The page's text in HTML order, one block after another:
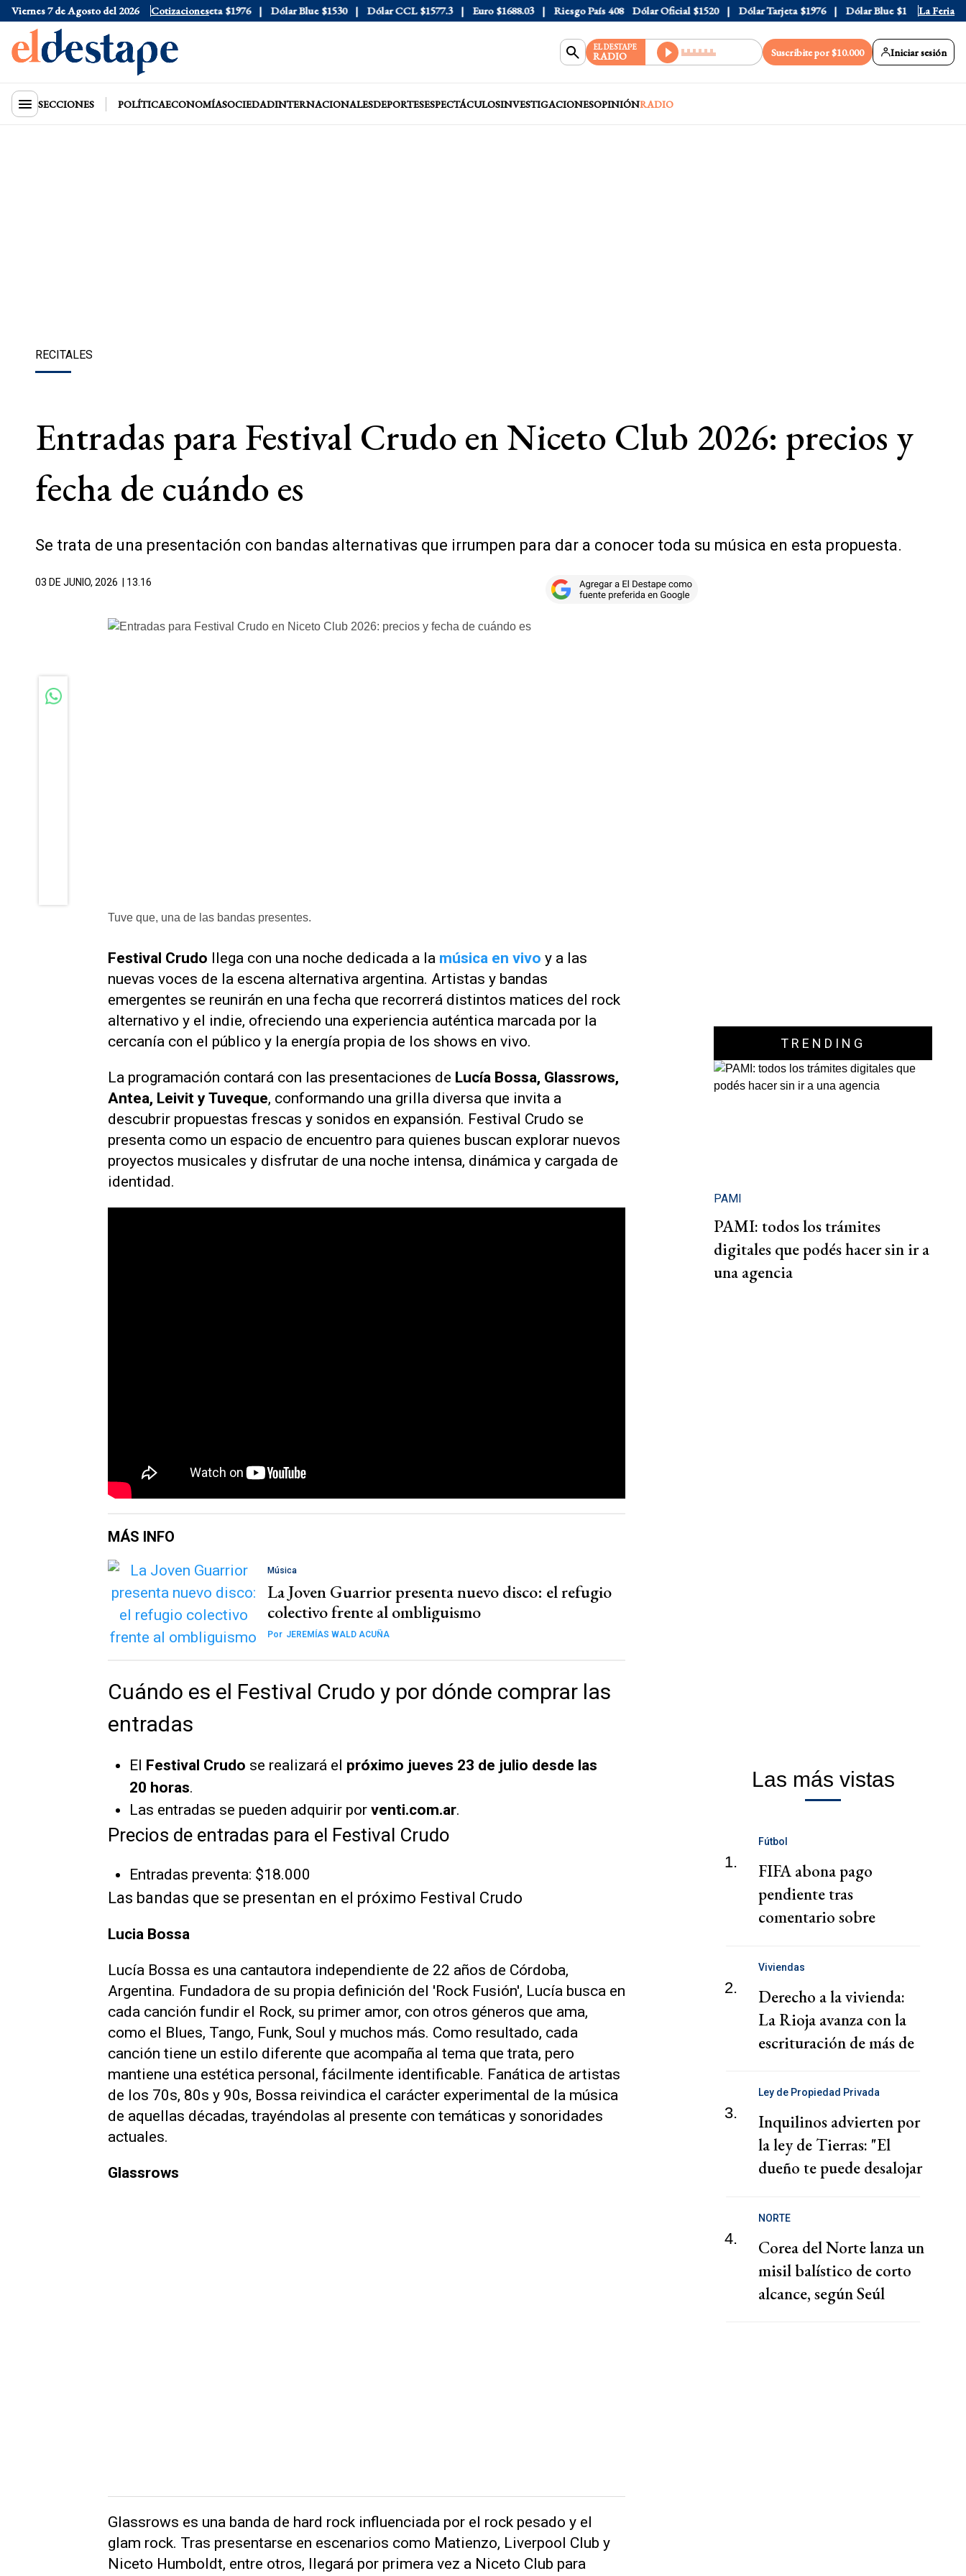
Viernes 7 de Agosto del 2026 Cotizaciones
Dólar Oficial $1520 Dólar Tarjeta $1976 Dólar Blue $1530 Dólar CCL $1577.3 Euro $1688.03 Riesgo País 408 Dólar Oficial $1520 Dólar Tarjeta $1976 Dólar Blue $1530 Dólar
La Feria
EL DESTAPE
RADIO Suscribite por $10.000 Iniciar sesión
SECCIONES POLÍTICAECONOMÍASOCIEDADINTERNACIONALESDEPORTESESPECTÁCULOSINVESTIGACIONESOPINIÓNRADIO
RECITALES
Entradas para Festival Crudo en Niceto Club 2026: precios y
fecha de cuándo es
Se trata de una presentación con bandas alternativas que irrumpen para dar a conocer toda su música en esta propuesta.
03 DE JUNIO, 2026 | 13.16
Tuve que, una de las bandas presentes.
Festival Crudo llega con una noche dedicada a la música en vivo y a las
nuevas voces de la escena alternativa argentina. Artistas y bandas
emergentes se reunirán en una fecha que recorrerá distintos matices del rock
alternativo y el indie, ofreciendo una experiencia auténtica marcada por la
cercanía con el público y la energía propia de los shows en vivo.
La programación contará con las presentaciones de Lucía Bossa, Glassrows,
Antea, Leivit y Tuveque, conformando una grilla diversa que invita a
descubrir propuestas frescas y sonidos en expansión. Festival Crudo se
presenta como un espacio de encuentro para quienes buscan explorar nuevos
proyectos musicales y disfrutar de una noche intensa, dinámica y cargada de
identidad.
MÁS INFO
Música
La Joven Guarrior presenta nuevo disco: el refugio
colectivo frente al ombliguismo
Por JEREMÍAS WALD ACUÑA
Cuándo es el Festival Crudo y por dónde comprar las
entradas
El Festival Crudo se realizará el próximo jueves 23 de julio desde las
20 horas.
Las entradas se pueden adquirir por venti.com.ar.
Precios de entradas para el Festival Crudo
Entradas preventa: $18.000
Las bandas que se presentan en el próximo Festival Crudo
Lucia Bossa
Lucía Bossa es una cantautora independiente de 22 años de Córdoba,
Argentina. Fundadora de su propia definición del 'Rock Fusión', Lucía busca en
cada canción fundir el Rock, su primer amor, con otros géneros que ama,
como el Blues, Tango, Funk, Soul y muchos más. Como resultado, cada
canción tiene un estilo diferente que acompaña al tema que trata, pero
mantiene una estética personal, fácilmente identificable. Fanática de artistas
de los 70s, 80s y 90s, Bossa reivindica el carácter experimental de la música
de aquellas décadas, trayéndolas al presente con temáticas y sonoridades
actuales.
Glassrows
Glassrows es una banda de hard rock influenciada por el rock pesado y el
glam rock. Tras presentarse en escenarios como Matienzo, Liverpool Club y
Niceto Humboldt, entre otros, llegará por primera vez a Niceto Club para
TRENDING
PAMI
PAMI: todos los trámites
digitales que podés hacer sin ir a
una agencia
Las más vistas
1.
Fútbol
FIFA abona pago
pendiente tras
comentario sobre
de la Federación Jordana
2.
Viviendas
Derecho a la vivienda:
La Rioja avanza con la
escrituración de más de
3.
Ley de Propiedad Privada
Inquilinos advierten por
la ley de Tierras: "El
dueño te puede desalojar
4.
NORTE
Corea del Norte lanza un
misil balístico de corto
alcance, según Seúl